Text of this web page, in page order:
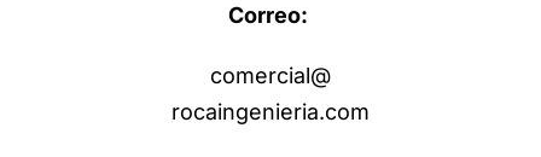
Correo:
comercial@
rocaingenieria.com